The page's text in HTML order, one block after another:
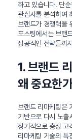
하고 있습니다. 단
관심사를 분석하여
브랜드가 경쟁력을
포스팅에서는 브랜
성공적인 전략들까
1. 브랜드
왜 중요한
브랜드 리마케팅은
기반으로 다시 노출
장기적으로 충성 고
리마케팅 기술의 특